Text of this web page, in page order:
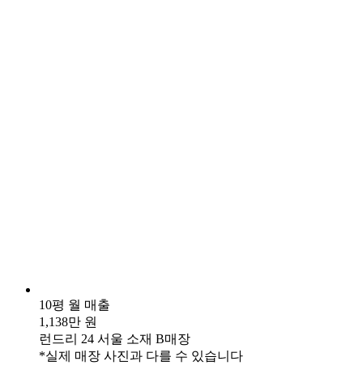
10평 월 매출
1,138만 원
런드리 24 서울 소재 B매장
*실제 매장 사진과 다를 수 있습니다